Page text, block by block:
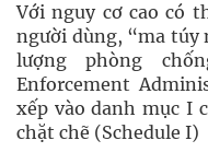
Với nguy cơ cao có
người dùng, “ma túy
lượng phòng
Enforcement
xếp vào danh mục I
chặt chẽ (Schedule I)